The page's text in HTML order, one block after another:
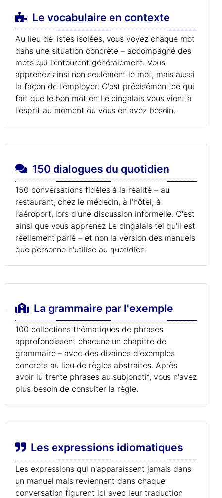
Le vocabulaire en contexte
Au lieu de listes isolées, vous voyez chaque mot
dans une situation concrète – accompagné des
mots qui l'entourent généralement. Vous
apprenez ainsi non seulement le mot, mais aussi
la façon de l'employer. C'est précisément ce qui
fait que le bon mot en Le cingalais vous vient à
l'esprit au moment où vous en avez besoin.
150 dialogues du quotidien
150 conversations fidèles à la réalité – au
restaurant, chez le médecin, à l'hôtel, à
l'aéroport, lors d'une discussion informelle. C'est
ainsi que vous apprenez Le cingalais tel qu'il est
réellement parlé – et non la version des manuels
que personne n'utilise au quotidien.
La grammaire par l'exemple
100 collections thématiques de phrases
approfondissent chacune un chapitre de
grammaire – avec des dizaines d'exemples
concrets au lieu de règles abstraites. Après
avoir lu trente phrases au subjonctif, vous n'avez
plus besoin de consulter la règle.
Les expressions idiomatiques
Les expressions qui n'apparaissent jamais dans
un manuel mais reviennent dans chaque
conversation figurent ici avec leur traduction